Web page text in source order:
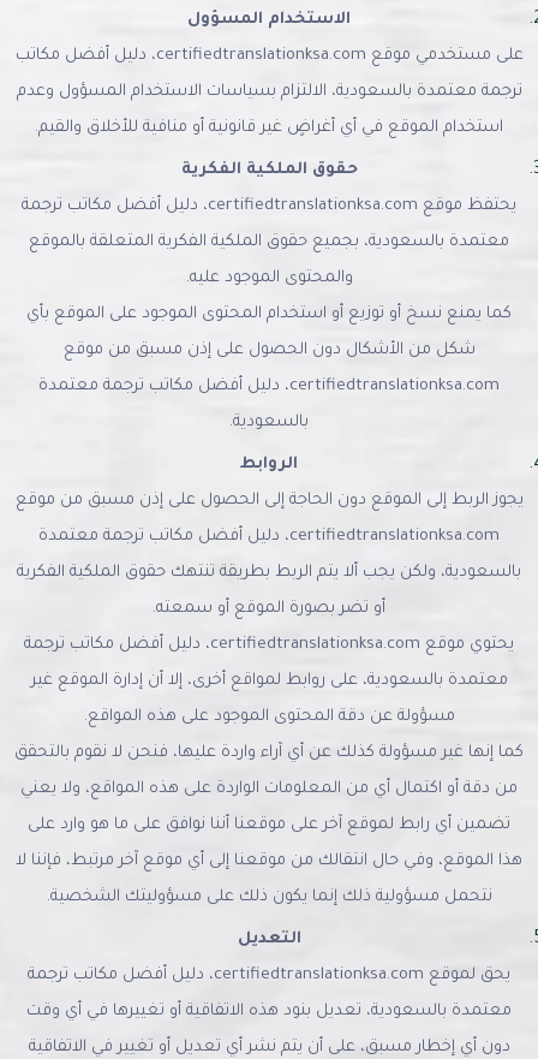
الاستخدام المسؤول
على مستخدمي موقع certifiedtranslationksa.com، دليل أفضل مكاتب
ترجمة معتمدة بالسعودية، الالتزام بسياسات الاستخدام المسؤول وعدم
استخدام الموقع في أي أغراضٍ غير قانونية أو منافية للأخلاق والقيم.
حقوق الملكية الفكرية
يحتفظ موقع certifiedtranslationksa.com، دليل أفضل مكاتب ترجمة
معتمدة بالسعودية، بجميع حقوق الملكية الفكرية المتعلقة بالموقع
والمحتوى الموجود عليه.
كما يمنع نسخ أو توزيع أو استخدام المحتوى الموجود على الموقع بأي
شكل من الأشكال دون الحصول على إذن مسبق من موقع
certifiedtranslationksa.com، دليل أفضل مكاتب ترجمة معتمدة
بالسعودية.
الروابط
يجوز الربط إلى الموقع دون الحاجة إلى الحصول على إذن مسبق من موقع
certifiedtranslationksa.com، دليل أفضل مكاتب ترجمة معتمدة
بالسعودية، ولكن يجب ألا يتم الربط بطريقة تنتهك حقوق الملكية الفكرية
أو تضر بصورة الموقع أو سمعته.
يحتوي موقع certifiedtranslationksa.com، دليل أفضل مكاتب ترجمة
معتمدة بالسعودية، على روابط لمواقع أخرى، إلا أن إدارة الموقع غير
مسؤولة عن دقة المحتوى الموجود على هذه المواقع.
كما إنها غير مسؤولة كذلك عن أي آراء واردة عليها، فنحن لا نقوم بالتحقق
من دقة أو اكتمال أي من المعلومات الواردة على هذه المواقع، ولا يعني
تضمين أي رابط لموقع آخر على موقعنا أننا نوافق على ما هو وارد على
هذا الموقع، وفي حال انتقالك من موقعنا إلى أي موقع آخر مرتبط، فإننا لا
نتحمل مسؤولية ذلك إنما يكون ذلك على مسؤوليتك الشخصية.
التعديل
يحق لموقع certifiedtranslationksa.com، دليل أفضل مكاتب ترجمة
معتمدة بالسعودية، تعديل بنود هذه الاتفاقية أو تغييرها في أي وقت
دون أي إخطار مسبق، على أن يتم نشر أي تعديل أو تغيير في الاتفاقية